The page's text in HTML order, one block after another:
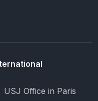
USJ Office in Paris